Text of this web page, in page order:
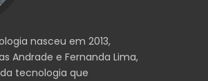
nasceu em 2013,
Andrade e Fernanda Lima,
tecnologia que